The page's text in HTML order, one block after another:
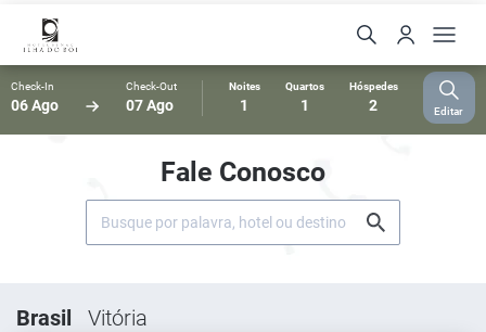
Check-In
06 Ago
Check-Out
07 Ago
Noites
1
Quartos
1
Hóspedes
2 Editar
Fale Conosco
Brasil Vitória